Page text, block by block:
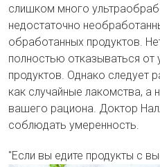
слишком много
недостаточно
обработанных продуктов.
полностью отказываться от
продуктов. Однако следует
как случайные лакомства, а
вашего рациона. Доктор
соблюдать умеренность.
"Если вы едите продукты с